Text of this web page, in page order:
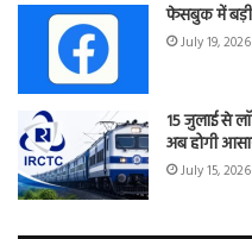
फेसबुक में बड़ी
July 19, 2026
15 जुलाई से
अब होगी
July 15, 2026